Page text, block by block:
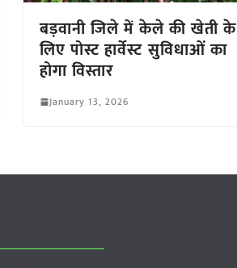
बड़वानी जिले में केले की खेती के
लिए पोस्ट हार्वेस्ट सुविधाओं का
होगा विस्तार
January 13, 2026